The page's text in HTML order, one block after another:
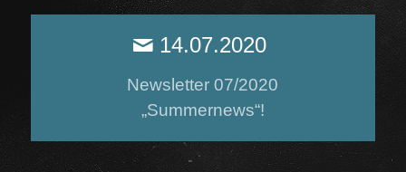
14.07.2020
Newsletter 07/2020
„Summernews“!